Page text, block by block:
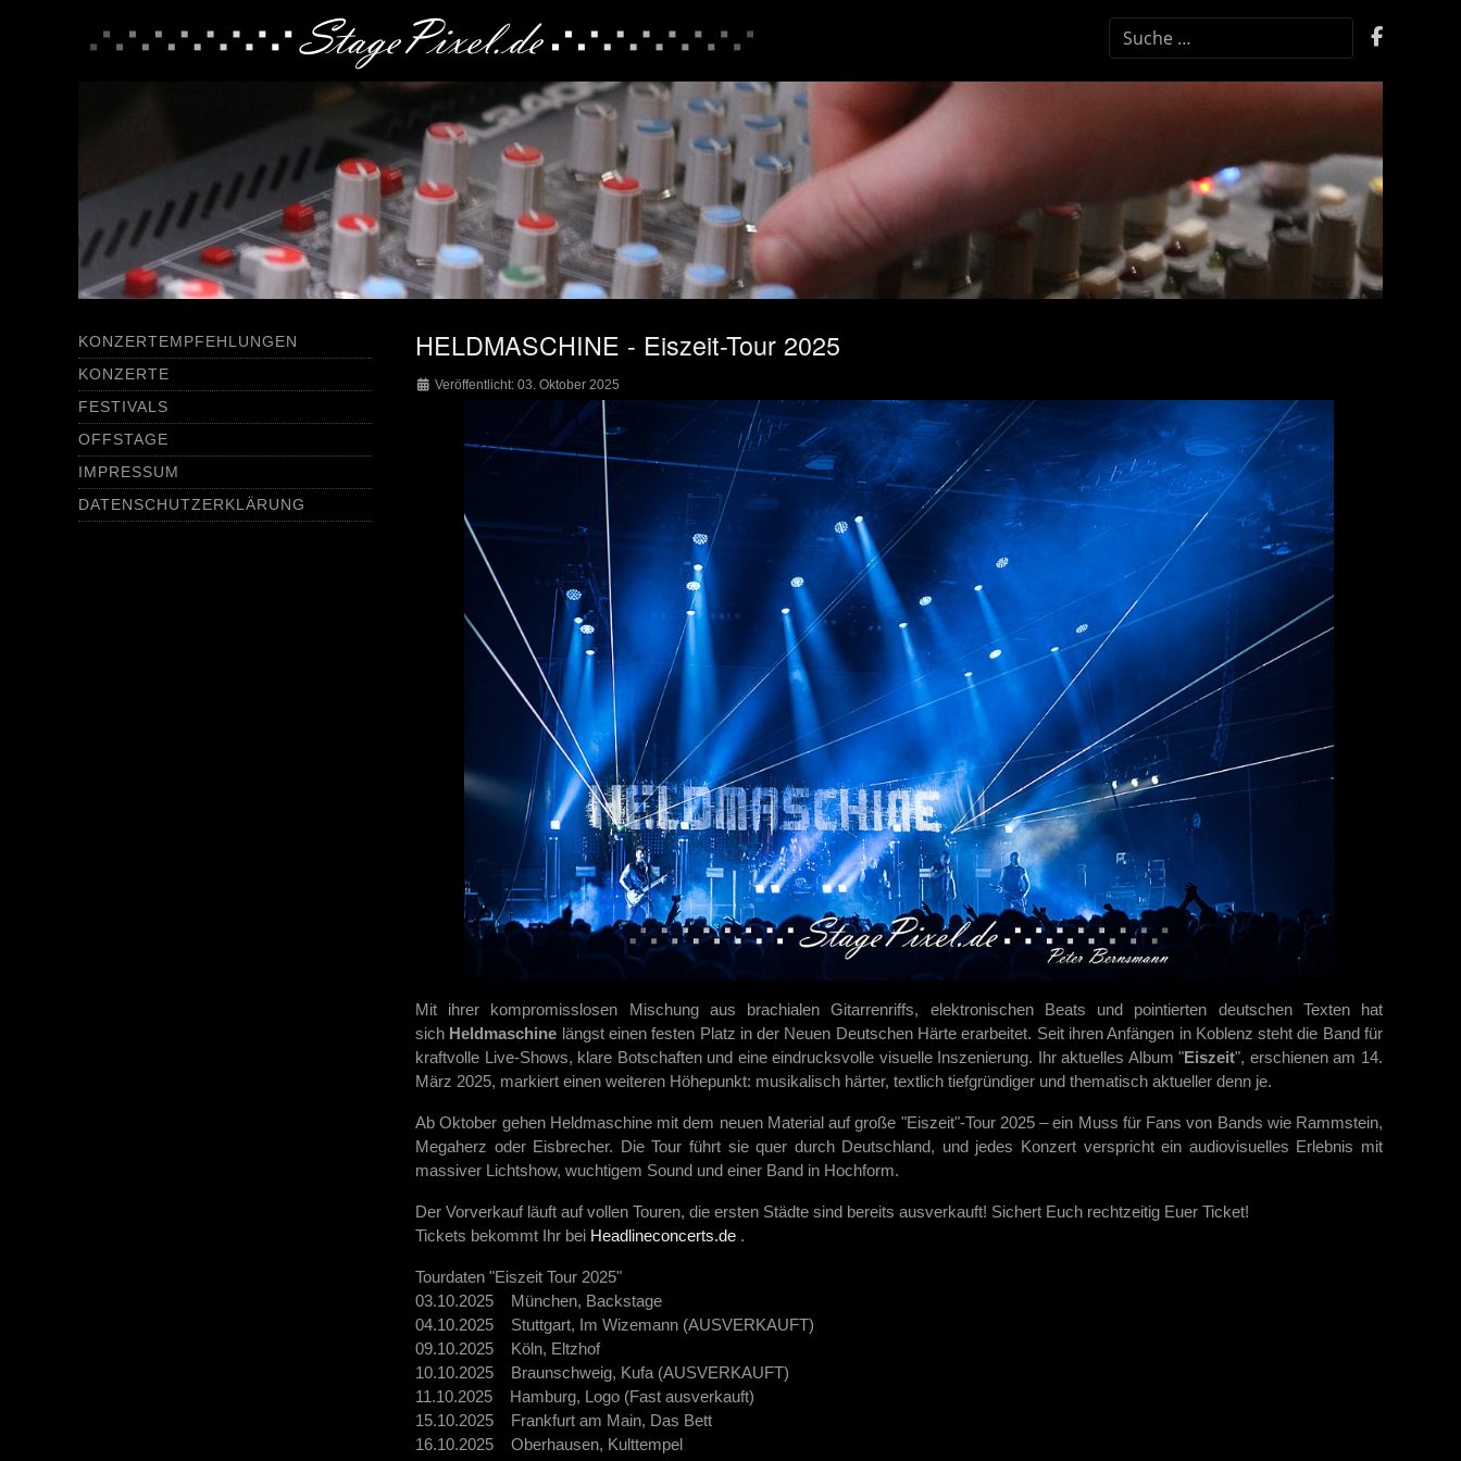
SUCHEN
KONZERTEMPFEHLUNGEN
KONZERTE
FESTIVALS
OFFSTAGE
IMPRESSUM
DATENSCHUTZERKLÄRUNG
HELDMASCHINE - Eiszeit-Tour 2025
Veröffentlicht: 03. Oktober 2025
Mit ihrer kompromisslosen Mischung aus brachialen Gitarrenriffs, elektronischen Beats und pointierten deutschen Texten hat
sich Heldmaschine längst einen festen Platz in der Neuen Deutschen Härte erarbeitet. Seit ihren Anfängen in Koblenz steht die Band für
kraftvolle Live-Shows, klare Botschaften und eine eindrucksvolle visuelle Inszenierung. Ihr aktuelles Album "Eiszeit", erschienen am 14.
März 2025, markiert einen weiteren Höhepunkt: musikalisch härter, textlich tiefgründiger und thematisch aktueller denn je.
Ab Oktober gehen Heldmaschine mit dem neuen Material auf große "Eiszeit"-Tour 2025 – ein Muss für Fans von Bands wie Rammstein,
Megaherz oder Eisbrecher. Die Tour führt sie quer durch Deutschland, und jedes Konzert verspricht ein audiovisuelles Erlebnis mit
massiver Lichtshow, wuchtigem Sound und einer Band in Hochform.
Der Vorverkauf läuft auf vollen Touren, die ersten Städte sind bereits ausverkauft! Sichert Euch rechtzeitig Euer Ticket!
Tickets bekommt Ihr bei Headlineconcerts.de .
Tourdaten "Eiszeit Tour 2025"
03.10.2025 München, Backstage
04.10.2025 Stuttgart, Im Wizemann (AUSVERKAUFT)
09.10.2025 Köln, Eltzhof
10.10.2025 Braunschweig, Kufa (AUSVERKAUFT)
11.10.2025 Hamburg, Logo (Fast ausverkauft)
15.10.2025 Frankfurt am Main, Das Bett
16.10.2025 Oberhausen, Kulttempel